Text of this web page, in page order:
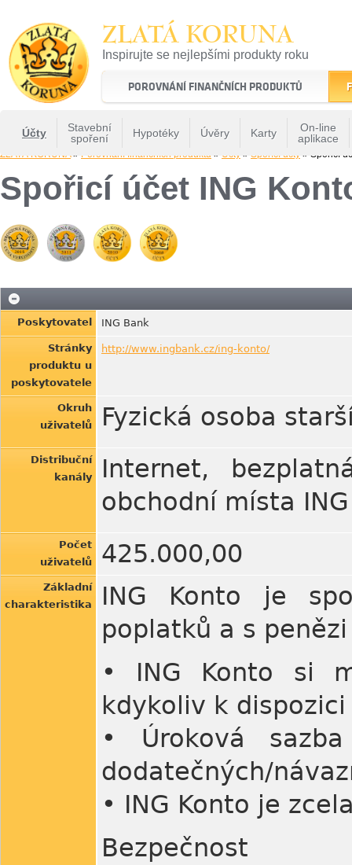
ZLATÁ KORUNA
Inspirujte se nejlepšími produkty roku
22 let tradice a kvality na finančním trhu
POROVNÁNÍ FINANČNÍCH PRODUKTŮ
Účty
Stavební
spoření
Hypotéky Úvěry Karty
On-line
aplikace
ZLATÁ KORUNA» Porovnání finančních produktů » Účty » Spořící účty » Spořicí
Spořicí účet ING
Poskytovatel ING Bank
Stránky
produktu u
poskytovatele
http://www.ingbank.cz/ing-konto/
Okruh
uživatelů
Fyzická osoba
Distribuční
kanály
Internet,
obchodní místa
Počet
uživatelů
425.000,00
Základní
charakteristika
ING Konto je
poplatků a s
• ING Konto si
kdykoliv k dispozici
• Úroková
dodatečných/
• ING Konto je
Bezpečnost